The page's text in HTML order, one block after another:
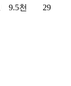
9.5천 29